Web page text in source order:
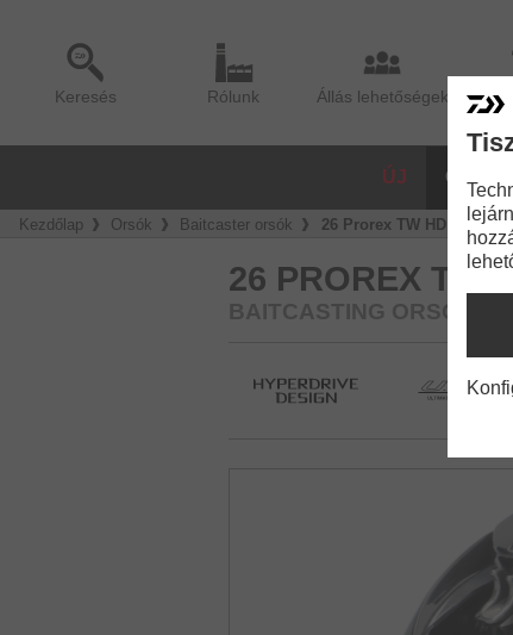
Keresés Rólunk Állás lehetőségek
ÚJ ORSÓK
Kezdőlap Orsók Baitcaster orsók 26 Prorex TW HD 200
26 PROREX TW
BAITCASTING ORSÓ